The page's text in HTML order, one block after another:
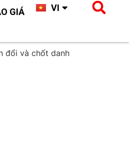
GIÁ VI
CN
đổi và chốt danh